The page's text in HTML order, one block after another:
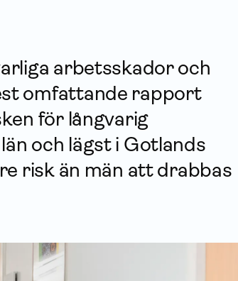
arbets­skador och
omfattande rapport
för långvarig
och lägst i Gotlands
risk än män att drabbas